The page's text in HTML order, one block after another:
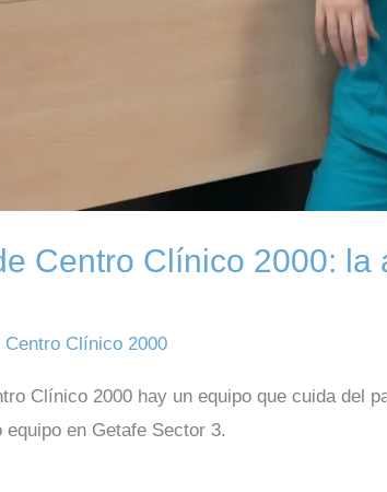
Centro Clínico 2000: la
Centro Clínico 2000
Clínico 2000 hay un equipo que cuida del
en Getafe Sector 3.